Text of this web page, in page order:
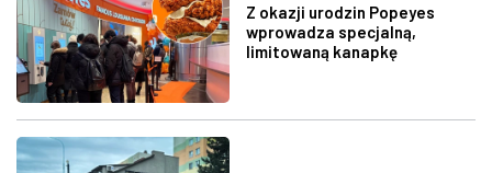
Z okazji urodzin Popeyes
wprowadza specjalną,
limitowaną kanapkę